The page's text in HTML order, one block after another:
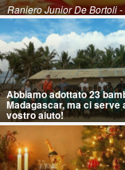
Raniero Junior De Bortoli-
Abbiamo adottato 23
Madagascar, ma ci serve
vostro aiuto!